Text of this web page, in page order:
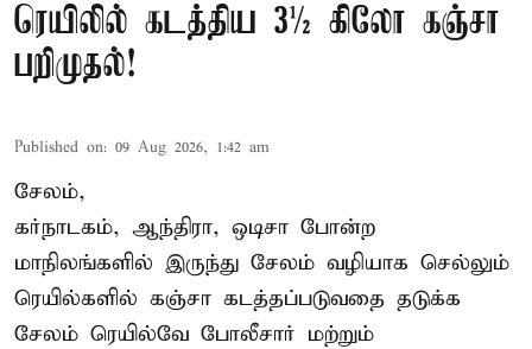
ரெயிலில் கடத்திய 3½ கிலோ கஞ்சா
பறிமுதல்!
Published on: 09 Aug 2026, 1:42 am
சேலம்,
கர்நாடகம், ஆந்திரா, ஒடிசா போன்ற
மாநிலங்களில் இருந்து சேலம் வழியாக செல்லும்
ரெயில்களில் கஞ்சா கடத்தப்படுவதை தடுக்க
சேலம் ரெயில்வே போலீசார் மற்றும்